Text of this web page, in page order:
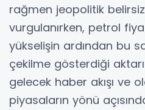
rağmen jeopolitik
vurgulanırken, petrol
yükselişin ardından bu
çekilme gösterdiği
gelecek haber akışı ve
piyasaların yönü